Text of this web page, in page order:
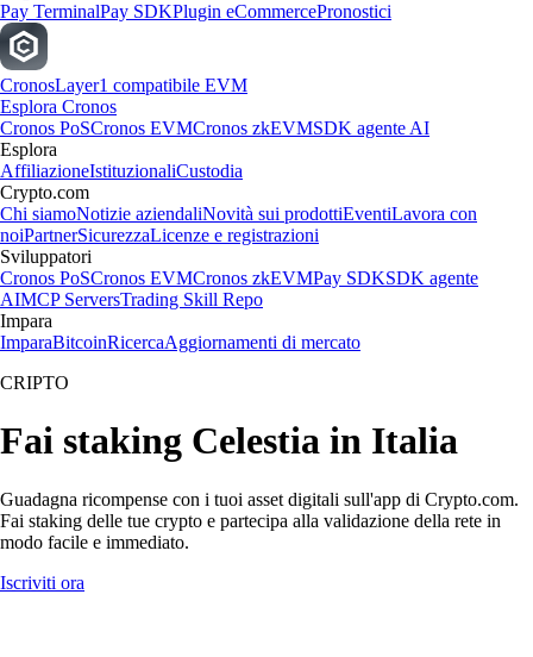
Pay TerminalPay SDKPlugin eCommercePronostici
CronosLayer1 compatibile EVM
Esplora Cronos
Cronos PoSCronos EVMCronos zkEVMSDK agente AI
Esplora
AffiliazioneIstituzionaliCustodia
Crypto.com
Chi siamoNotizie aziendaliNovità sui prodottiEventiLavora con
noiPartnerSicurezzaLicenze e registrazioni
Sviluppatori
Cronos PoSCronos EVMCronos zkEVMPay SDKSDK agente
AIMCP ServersTrading Skill Repo
Impara
ImparaBitcoinRicercaAggiornamenti di mercato
CRIPTO
Fai staking Celestia in Italia
Guadagna ricompense con i tuoi asset digitali sull'app di Crypto.com.
Fai staking delle tue crypto e partecipa alla validazione della rete in
modo facile e immediato.
Iscriviti ora